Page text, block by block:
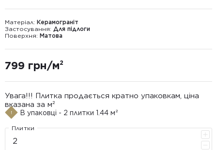
Матеріал: Керамограніт
Застосування: Для підлоги
Поверхня: Матова
799 грн/м²
Увага!!! Плитка продається кратно упаковкам, ціна
вказана за м²
В упаковці - 2 плитки 1.44 м²
Плитки